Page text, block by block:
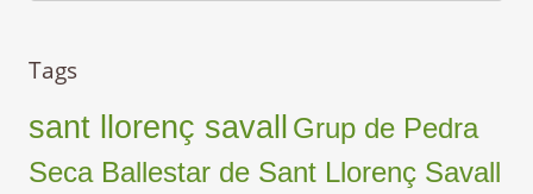
Tags
sant llorenç savall
Grup de Pedra
Seca Ballestar de Sant Llorenç Savall